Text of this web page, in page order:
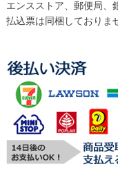
エンスストア、郵便局、
払込票は同梱しておりま